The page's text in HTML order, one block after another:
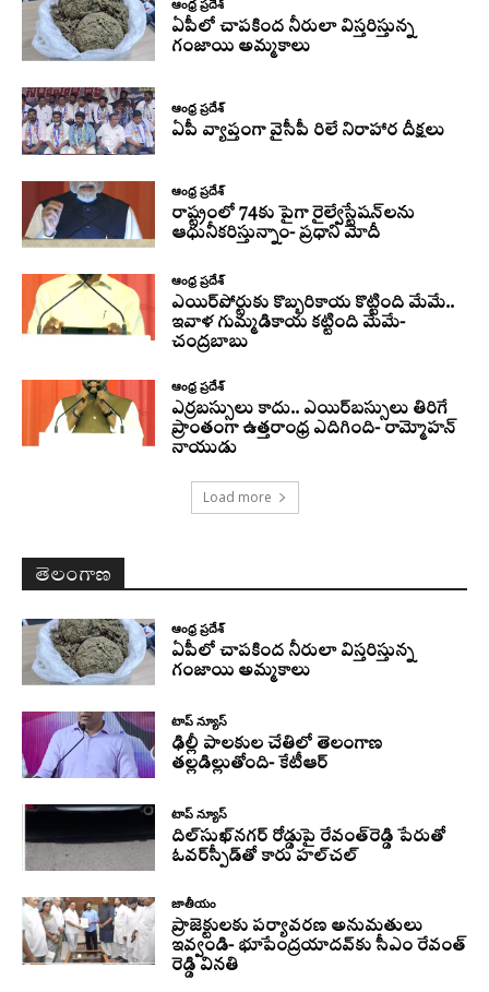
ఆంధ్ర ప్రదేశ్
ఏపీలో చాపకింద నీరులా విస్తరిస్తున్న
గంజాయి అమ్మకాలు
ఆంధ్ర ప్రదేశ్
ఏపీ వ్యాప్తంగా వైసీపీ రిలే నిరాహార దీక్షలు
ఆంధ్ర ప్రదేశ్
రాష్ట్రంలో 74కు పైగా రైల్వేస్టేషన్‌లను
ఆధునీకరిస్తున్నాం- ప్రధాని మోదీ
ఆంధ్ర ప్రదేశ్
ఎయిర్‌పోర్టుకు కొబ్బరికాయ కొట్టింది మేమే..
ఇవాళ గుమ్మడికాయ కట్టింది మేమే-
చంద్రబాబు
ఆంధ్ర ప్రదేశ్
ఎర్రబస్సులు కాదు.. ఎయిర్‌బస్సులు తిరిగే
ప్రాంతంగా ఉత్తరాంధ్ర ఎదిగింది- రామ్మోహన్
నాయుడు
Load more
తెలంగాణ
ఆంధ్ర ప్రదేశ్
ఏపీలో చాపకింద నీరులా విస్తరిస్తున్న
గంజాయి అమ్మకాలు
టాప్ న్యూస్
ఢిల్లీ పాలకుల చేతిలో తెలంగాణ
తల్లడిల్లుతోంది- కేటీఆర్
టాప్ న్యూస్
దిల్‌సుఖ్‌నగర్‌ రోడ్డుపై రేవంత్‌రెడ్డి పేరుతో
ఓవర్‌స్పీడ్‌తో కారు హల్‌చల్‌
జాతీయం
ప్రాజెక్టులకు పర్యావరణ అనుమతులు
ఇవ్వండి- భూపేంద్రయాదవ్‌కు సీఎం రేవంత్‌
రెడ్డి వినతి